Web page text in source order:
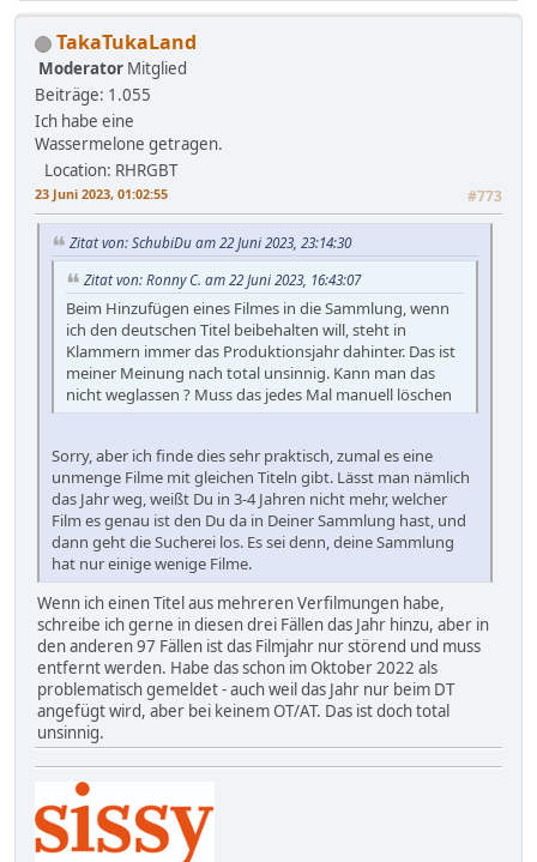
TakaTukaLand
Moderator Mitglied
Beiträge: 1.055
Ich habe eine
Wassermelone getragen.
Location: RHRGBT
23 Juni 2023, 01:02:55 #773
Zitat von: SchubiDu am 22 Juni 2023, 23:14:30
Zitat von: Ronny C. am 22 Juni 2023, 16:43:07
Beim Hinzufügen eines Filmes in die Sammlung, wenn
ich den deutschen Titel beibehalten will, steht in
Klammern immer das Produktionsjahr dahinter. Das ist
meiner Meinung nach total unsinnig. Kann man das
nicht weglassen ? Muss das jedes Mal manuell löschen
Sorry, aber ich finde dies sehr praktisch, zumal es eine
unmenge Filme mit gleichen Titeln gibt. Lässt man nämlich
das Jahr weg, weißt Du in 3-4 Jahren nicht mehr, welcher
Film es genau ist den Du da in Deiner Sammlung hast, und
dann geht die Sucherei los. Es sei denn, deine Sammlung
hat nur einige wenige Filme.
Wenn ich einen Titel aus mehreren Verfilmungen habe,
schreibe ich gerne in diesen drei Fällen das Jahr hinzu, aber in
den anderen 97 Fällen ist das Filmjahr nur störend und muss
entfernt werden. Habe das schon im Oktober 2022 als
problematisch gemeldet - auch weil das Jahr nur beim DT
angefügt wird, aber bei keinem OT/AT. Das ist doch total
unsinnig.